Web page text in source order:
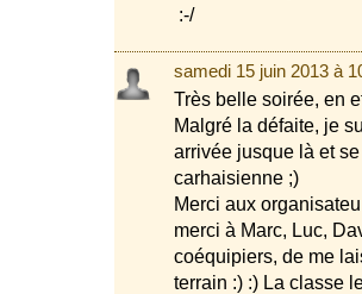
:-/
samedi 15 juin 2013 à
Très belle soirée, en
Malgré la défaite, je
arrivée jusque là et
carhaisienne ;)
Merci aux
merci à Marc, Luc,
coéquipiers, de me
terrain :) :) La classe